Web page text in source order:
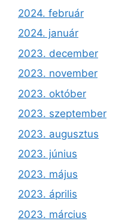
2024. február
2024. január
2023. december
2023. november
2023. október
2023. szeptember
2023. augusztus
2023. június
2023. május
2023. április
2023. március